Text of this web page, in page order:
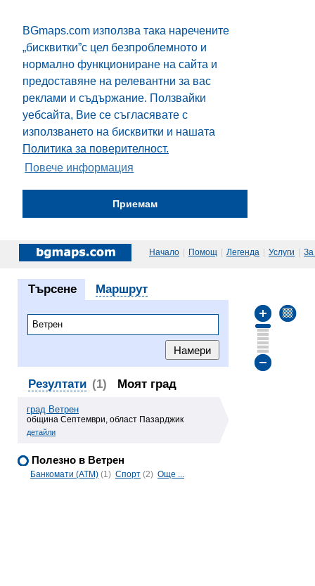
BGmaps.com използва така наречените
„бисквитки”с цел безпроблемното и
нормално функциониране на сайта и
предоставяне на релевантни за вас
реклами и съдържание. Ползвайки
уебсайта, Вие се съгласявате с
използването на бисквитки и нашата
Политика за поверителност.
Повече информация
Приемам
Начало | Помощ | Легенда | Услуги | За
Търсене Маршрут
Резултати (1) Моят град
град Ветрен
община Септември, област Пазарджик
детайли
Полезно в Ветрен
Банкомати (ATM) (1) Спорт (2) Още ...